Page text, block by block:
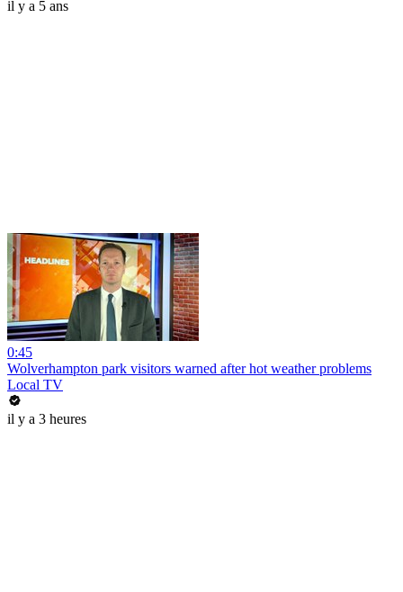
il y a 5 ans
0:45
Wolverhampton park visitors warned after hot weather problems
Local TV
il y a 3 heures